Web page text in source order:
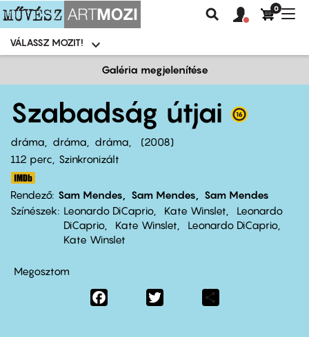
Moziválasztó
menü
VÁLASSZ MOZIT!
Keresés
Felhasználói
fiók
0
Galéria megjelenítése
Szabadság útjai
dráma dráma dráma
2008
112 perc,
Szinkronizált
Rendező Sam Mendes Sam Mendes
Sam Mendes
Színészek
Leonardo DiCaprio Kate Winslet
Leonardo
DiCaprio
Kate Winslet
Leonardo DiCaprio
Kate Winslet
Megosztom
Facebook